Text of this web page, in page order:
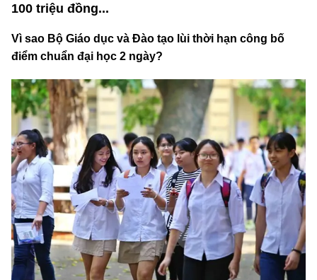
100 triệu đồng...
Vì sao Bộ Giáo dục và Đào tạo lùi thời hạn công bố
điểm chuẩn đại học 2 ngày?